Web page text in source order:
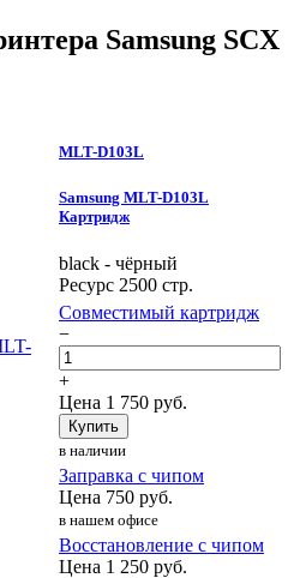
Samsung SCX
MLT-D103L
Samsung MLT-D103L
Картридж
black - чёрный
Ресурс 2500 стр.
Совместимый картридж
−
+
Цена 1 750 руб.
Купить
в наличии
Заправка с чипом
Цена 750 руб.
в нашем офисе
Восстановление с чипом
Цена 1 250 руб.